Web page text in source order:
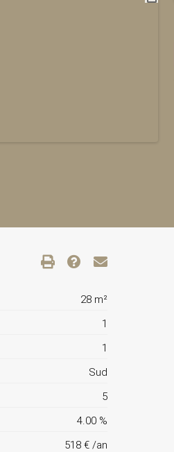
28 m²
1
1
Sud
5
4.00 %
518 € /an